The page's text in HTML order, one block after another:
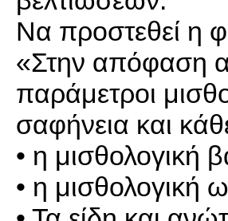
Να προστεθεί η
«Στην απόφαση
παράμετροι
σαφήνεια και
• η μισθολογική
• η μισθολογική